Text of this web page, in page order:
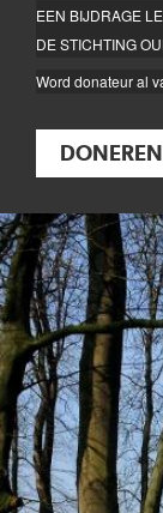
EEN BIJDRAGE
DE STICHTING
Word donateur al
DONEREN